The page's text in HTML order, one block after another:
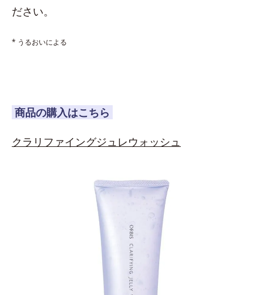
ださい。
* うるおいによる
商品の購入はこちら
クラリファイングジュレウォッシュ